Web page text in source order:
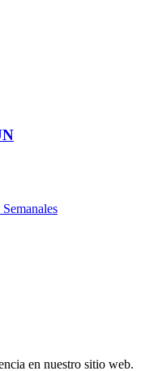
en nuestro sitio web.